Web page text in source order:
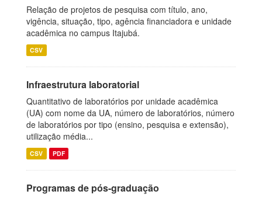
Relação de projetos de pesquisa com título, ano,
vigência, situação, tipo, agência financiadora e unidade
acadêmica no campus Itajubá.
CSV
Infraestrutura laboratorial
Quantitativo de laboratórios por unidade acadêmica
(UA) com nome da UA, número de laboratórios, número
de laboratórios por tipo (ensino, pesquisa e extensão),
utilização média...
CSV PDF
Programas de pós-graduação